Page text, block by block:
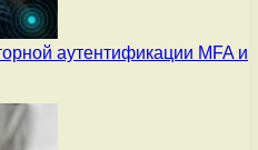
аутентификации MFA и